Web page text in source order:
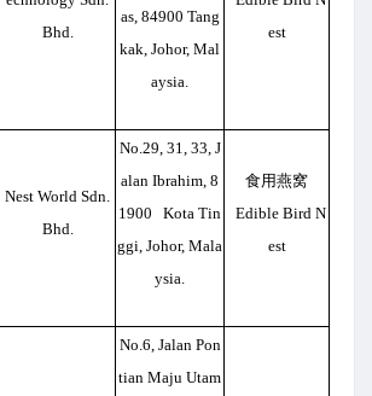
Bhd.
as, 84900 Tang
kak, Johor, Mal
aysia.
est
Nest World Sdn.
Bhd.
No.29, 31, 33, J
alan Ibrahim, 8
1900 Kota Tin
ggi, Johor, Mala
ysia.
食用燕窝
Edible Bird N
est
No.6, Jalan Pon
tian Maju Utam